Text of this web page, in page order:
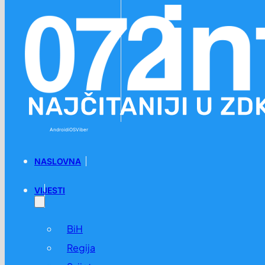
AndroidiOSViber
NASLOVNA
VIJESTI
BiH
Regija